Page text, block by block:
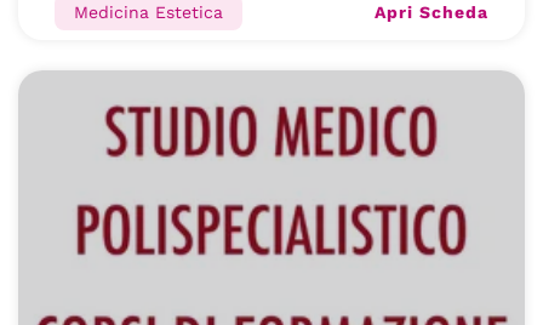
Medicina Estetica Apri Scheda